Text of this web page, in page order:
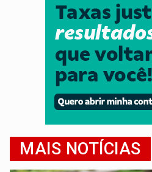
MAIS NOTÍCIAS